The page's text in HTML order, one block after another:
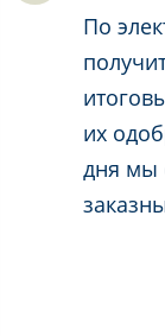
По
их
дня мы